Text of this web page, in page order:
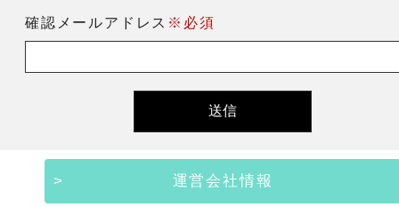
確認メールアドレス ※必須
運営会社情報